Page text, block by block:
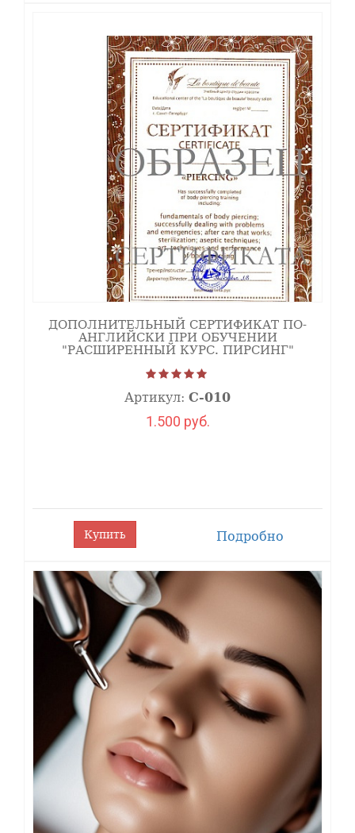
ДОПОЛНИТЕЛЬНЫЙ СЕРТИФИКАТ ПО-
АНГЛИЙСКИ ПРИ ОБУЧЕНИИ
"РАСШИРЕННЫЙ КУРС. ПИРСИНГ"
Артикул: С-010
1.500 руб.
Купить Подробно